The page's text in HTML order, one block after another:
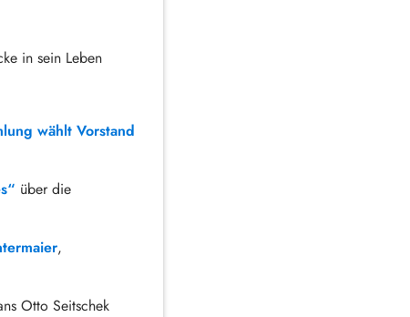
in sein Leben
wählt Vorstand
über die
,
Otto Seitschek